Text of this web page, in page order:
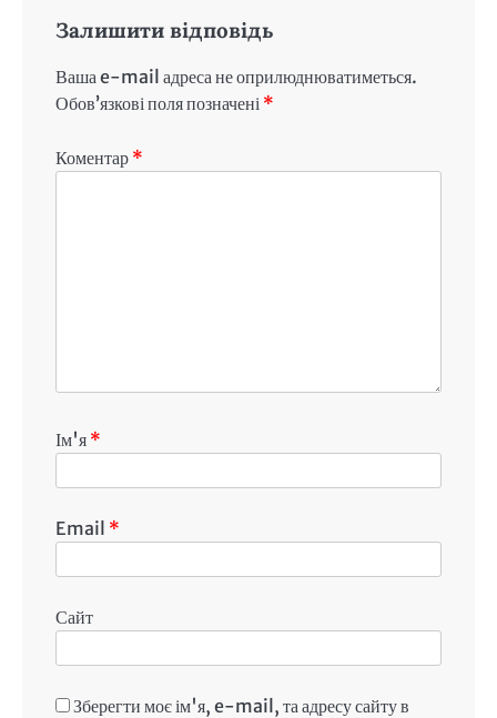
Залишити відповідь
Ваша e-mail адреса не оприлюднюватиметься.
Обов’язкові поля позначені *
Коментар *
Ім'я *
Email *
Сайт
Зберегти моє ім'я, e-mail, та адресу сайту в